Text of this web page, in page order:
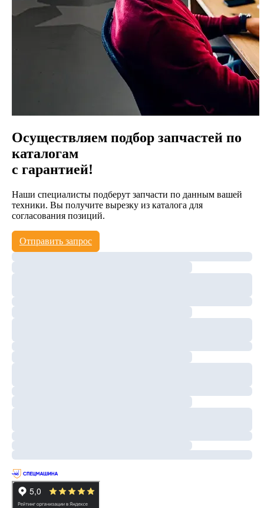
Осуществляем подбор запчастей по
каталогам
с гарантией!
Наши специалисты подберут запчасти по данным вашей
техники. Вы получите вырезку из каталога для
согласования позиций.
Отправить запрос